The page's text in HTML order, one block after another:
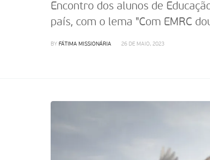
Encontro dos alunos de
país, com o lema "Com EMRC
BY FÁTIMA MISSIONÁRIA 26 DE MAIO, 2023